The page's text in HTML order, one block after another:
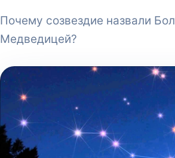
Почему созвездие назвали
Медведицей?